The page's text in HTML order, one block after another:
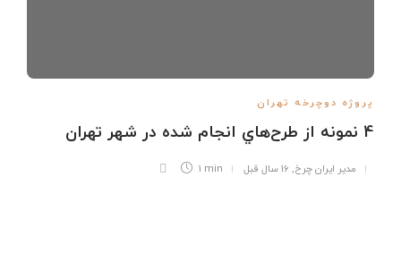
پروژه دوچرخه تهران
4 نمونه از طرح‌هاي انجام شده در شهر تهران
مدیر ایران چرخ, 16 سال قبل 1 min